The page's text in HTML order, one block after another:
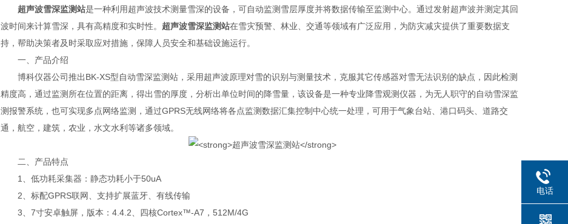
超声波雪深监测站是一种利用超声波技术测量雪深的设备，可自动监测雪层厚度并将数据传输至监测中心。通过发射超声波并测定其回
波时间来计算雪深，具有高精度和实时性。 超声波雪深监测站在雪灾预警、林业、交通等领域有广泛应用，为防灾减灾提供了重要数据支
持，帮助决策者及时采取应对措施，保障人员安全和基础设施运行。
一、产品介绍
博科仪器公司推出BK-XS型自动雪深监测站，采用超声波原理对雪的识别与测量技术，克服其它传感器对雪无法识别的缺点，因此检测
精度高，通过监测所在位置的距离，得出雪的厚度，分析出单位时间的降雪量，该设备是一种专业降雪观测仪器，为无人职守的自动雪深监
测报警系统，也可实现多点网络监测，通过GPRS无线网络将各点监测数据汇集控制中心统一处理，可用于气象台站、港口码头、道路交
通，航空，建筑，农业，水文水利等诸多领域。
二、产品特点
1、低功耗采集器：静态功耗小于50uA
2、标配GPRS联网、支持扩展蓝牙、有线传输
3、7寸安卓触屏，版本：4.4.2、四核Cortex™-A7，512M/4G
电话